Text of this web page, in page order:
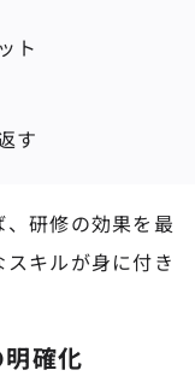
ト
す
研修の効果を最
キルが身に付き
確化